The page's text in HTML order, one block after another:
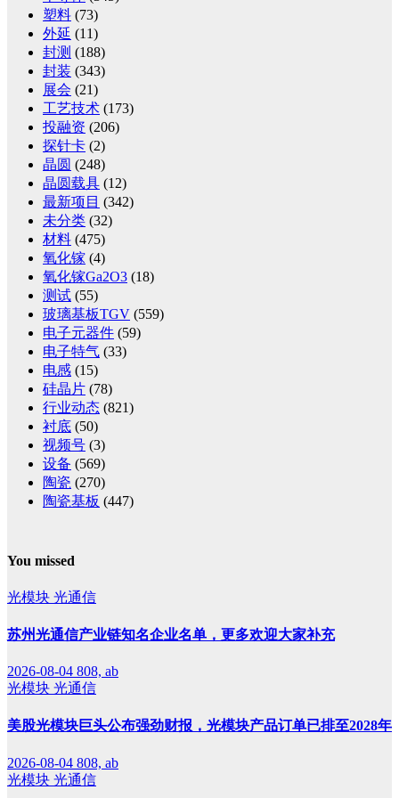
塑料 (73)
外延 (11)
封测 (188)
封装 (343)
展会 (21)
工艺技术 (173)
投融资 (206)
探针卡 (2)
晶圆 (248)
晶圆载具 (12)
最新项目 (342)
未分类 (32)
材料 (475)
氧化镓 (4)
氧化镓Ga2O3 (18)
测试 (55)
玻璃基板TGV (559)
电子元器件 (59)
电子特气 (33)
电感 (15)
硅晶片 (78)
行业动态 (821)
衬底 (50)
视频号 (3)
设备 (569)
陶瓷 (270)
陶瓷基板 (447)
You missed
光模块 光通信
苏州光通信产业链知名企业名单，更多欢迎大家补充
2026-08-04 808, ab
光模块 光通信
美股光模块巨头公布强劲财报，光模块产品订单已排至2028年
2026-08-04 808, ab
光模块 光通信